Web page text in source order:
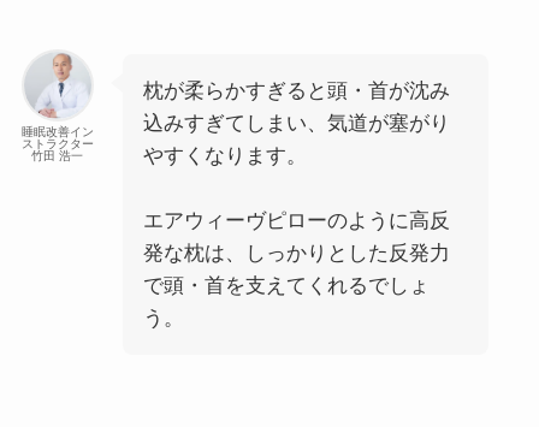
睡眠改善イン
ストラクター
竹田 浩一
枕が柔らかすぎると頭・首が沈み
込みすぎてしまい、気道が塞がり
やすくなります。
エアウィーヴピローのように高反
発な枕は、しっかりとした反発力
で頭・首を支えてくれるでしょ
う。